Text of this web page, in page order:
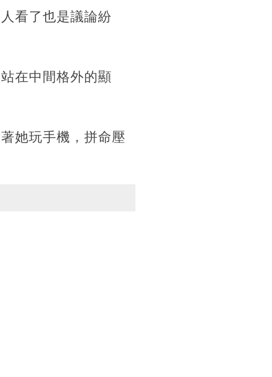
看了也是議論紛
在中間格外的顯
她玩手機，拼命壓